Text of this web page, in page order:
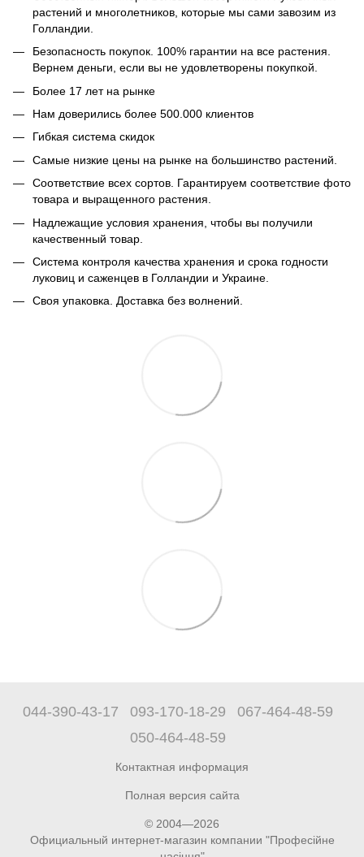
растений и многолетников, которые мы сами завозим из
Голландии.
Безопасность покупок. 100% гарантии на все растения.
Вернем деньги, если вы не удовлетворены покупкой.
Более 17 лет на рынке
Нам доверились более 500.000 клиентов
Гибкая система скидок
Самые низкие цены на рынке на большинство растений.
Соответствие всех сортов. Гарантируем соответствие фото
товара и выращенного растения.
Надлежащие условия хранения, чтобы вы получили
качественный товар.
Система контроля качества хранения и срока годности
луковиц и саженцев в Голландии и Украине.
Своя упаковка. Доставка без волнений.
044-390-43-17 093-170-18-29
067-464-48-59
050-464-48-59
Контактная информация
Полная версия сайта
© 2004—2026
Официальный интернет-магазин компании "Професійне